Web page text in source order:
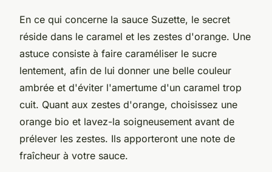
En ce qui concerne la sauce Suzette, le secret
réside dans le caramel et les zestes d'orange. Une
astuce consiste à faire caraméliser le sucre
lentement, afin de lui donner une belle couleur
ambrée et d'éviter l'amertume d'un caramel trop
cuit. Quant aux zestes d'orange, choisissez une
orange bio et lavez-la soigneusement avant de
prélever les zestes. Ils apporteront une note de
fraîcheur à votre sauce.